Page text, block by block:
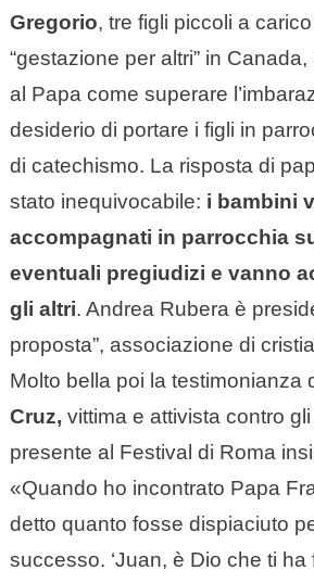
Gregorio, tre figli piccoli a
“gestazione per altri” in
al Papa come superare
desiderio di portare i figli in
di catechismo. La risposta di
stato inequivocabile: i bambini
accompagnati in parrocchia
eventuali pregiudizi e vanno
gli altri. Andrea Rubera è
proposta”, associazione di
Molto bella poi la testimonianza
Cruz, vittima e attivista contro
presente al Festival di Roma
«Quando ho incontrato Papa
detto quanto fosse dispiaciuto
successo. ‘Juan, è Dio che ti ha